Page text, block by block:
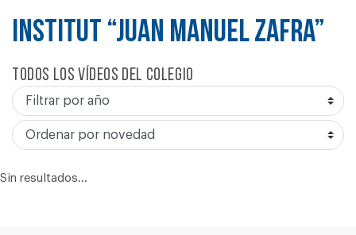
INSTITUT “JUAN MANUEL ZAFRA”
Todos los vídeos del colegio
Sin resultados...